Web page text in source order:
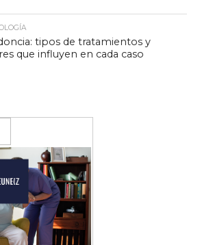
tipos de tratamientos y
que influyen en cada caso